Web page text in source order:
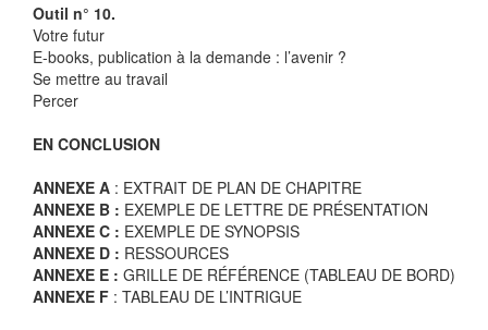
Outil n° 10.
Votre futur
E-books, publication à la demande : l’avenir ?
Se mettre au travail
Percer
EN CONCLUSION
ANNEXE A : EXTRAIT DE PLAN DE CHAPITRE
ANNEXE B : EXEMPLE DE LETTRE DE PRÉSENTATION
ANNEXE C : EXEMPLE DE SYNOPSIS
ANNEXE D : RESSOURCES
ANNEXE E : GRILLE DE RÉFÉRENCE (TABLEAU DE BORD)
ANNEXE F : TABLEAU DE L’INTRIGUE